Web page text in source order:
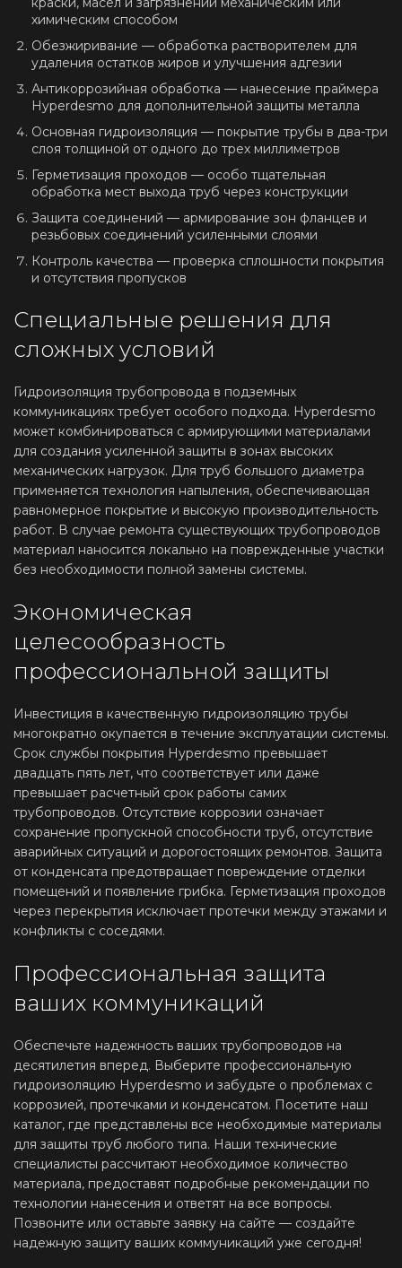
химическим способом
Обезжиривание — обработка растворителем для
удаления остатков жиров и улучшения адгезии
Антикоррозийная обработка — нанесение праймера
Hyperdesmo для дополнительной защиты металла
Основная гидроизоляция — покрытие трубы в два-три
слоя толщиной от одного до трех миллиметров
Герметизация проходов — особо тщательная
обработка мест выхода труб через конструкции
Защита соединений — армирование зон фланцев и
резьбовых соединений усиленными слоями
Контроль качества — проверка сплошности покрытия
и отсутствия пропусков
Специальные решения для
сложных условий
Гидроизоляция трубопровода в подземных
коммуникациях требует особого подхода. Hyperdesmo
может комбинироваться с армирующими материалами
для создания усиленной защиты в зонах высоких
механических нагрузок. Для труб большого диаметра
применяется технология напыления, обеспечивающая
равномерное покрытие и высокую производительность
работ. В случае ремонта существующих трубопроводов
материал наносится локально на поврежденные участки
без необходимости полной замены системы.
Экономическая
целесообразность
профессиональной защиты
Инвестиция в качественную гидроизоляцию трубы
многократно окупается в течение эксплуатации системы.
Срок службы покрытия Hyperdesmo превышает
двадцать пять лет, что соответствует или даже
превышает расчетный срок работы самих
трубопроводов. Отсутствие коррозии означает
сохранение пропускной способности труб, отсутствие
аварийных ситуаций и дорогостоящих ремонтов. Защита
от конденсата предотвращает повреждение отделки
помещений и появление грибка. Герметизация проходов
через перекрытия исключает протечки между этажами и
конфликты с соседями.
Профессиональная защита
ваших коммуникаций
Обеспечьте надежность ваших трубопроводов на
десятилетия вперед. Выберите профессиональную
гидроизоляцию Hyperdesmo и забудьте о проблемах с
коррозией, протечками и конденсатом. Посетите наш
каталог, где представлены все необходимые материалы
для защиты труб любого типа. Наши технические
специалисты рассчитают необходимое количество
материала, предоставят подробные рекомендации по
технологии нанесения и ответят на все вопросы.
Позвоните или оставьте заявку на сайте — создайте
надежную защиту ваших коммуникаций уже сегодня!